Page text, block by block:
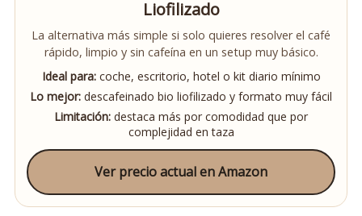
Liofilizado
La alternativa más simple si solo quieres resolver el café
rápido, limpio y sin cafeína en un setup muy básico.
Ideal para:coche, escritorio, hotel o kit diario mínimo
Lo mejor: descafeinado bio liofilizado y formato muy fácil
Limitación: destaca más por comodidad que por
complejidad en taza
Ver precio actual en Amazon